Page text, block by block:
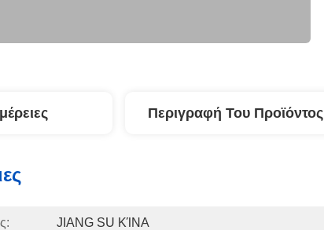
Περιγραφή Του Προϊόντος
JIANG SU ΚΊΝΑ